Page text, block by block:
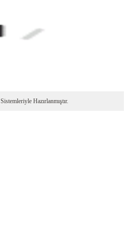
Sistemleriyle Hazırlanmıştır.